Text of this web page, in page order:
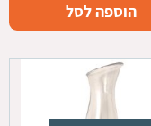
הוספה לסל